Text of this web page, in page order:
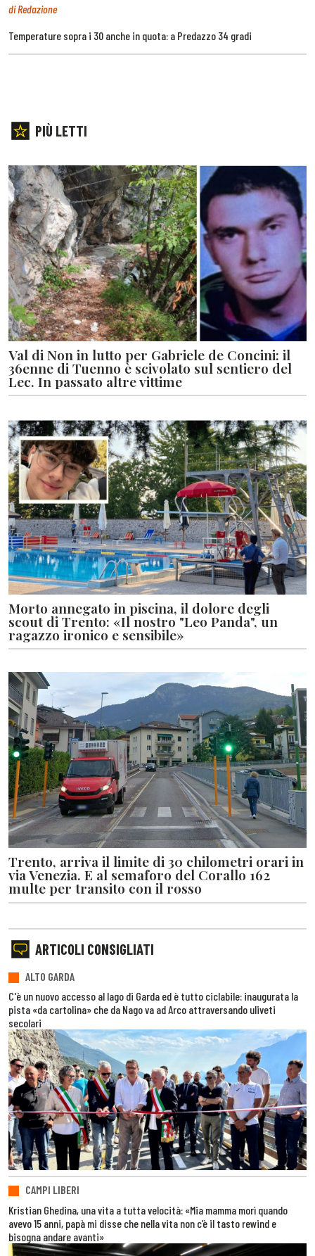
di Redazione
Temperature sopra i 30 anche in quota: a Predazzo 34 gradi
PIÙ LETTI
Val di Non in lutto per Gabriele de Concini: il
36enne di Tuenno è scivolato sul sentiero del
Lec. In passato altre vittime
Morto annegato in piscina, il dolore degli
scout di Trento: «Il nostro "Leo Panda", un
ragazzo ironico e sensibile»
Trento, arriva il limite di 30 chilometri orari in
via Venezia. E al semaforo del Corallo 162
multe per transito con il rosso
ARTICOLI CONSIGLIATI
ALTO GARDA
C'è un nuovo accesso al lago di Garda ed è tutto ciclabile: inaugurata la
pista «da cartolina» che da Nago va ad Arco attraversando uliveti
secolari
CAMPI LIBERI
Kristian Ghedina, una vita a tutta velocità: «Mia mamma morì quando
avevo 15 anni, papà mi disse che nella vita non c’è il tasto rewind e
bisogna andare avanti»